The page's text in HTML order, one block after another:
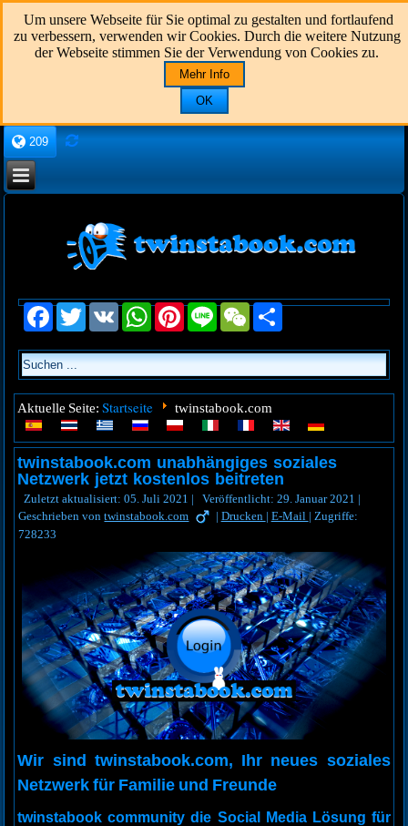
Um unsere Webseite für Sie optimal zu gestalten und fortlaufend
zu verbessern, verwenden wir Cookies. Durch die weitere Nutzung
der Webseite stimmen Sie der Verwendung von Cookies zu.
Mehr Info
OK
209
FacebookTwitterVK WhatsAppPinterest
Line WeChatShare
Aktuelle Seite:Startseite twinstabook.com
twinstabook.com unabhängiges soziales
Netzwerk jetzt kostenlos beitreten
Zuletzt aktualisiert: 05. Juli 2021 | Veröffentlicht: 29. Januar 2021 |
Geschrieben vontwinstabook.com | Drucken | E-Mail | Zugriffe:
728233
Wir sind twinstabook.com, Ihr neues soziales
Netzwerk für Familie und Freunde
twinstabook community die Social Media Lösung für